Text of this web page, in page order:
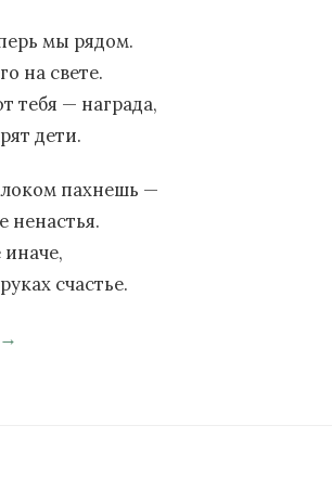
мы рядом.
на свете.
тебя — награда,
дети.
пахнешь —
ненастья.
счастье.